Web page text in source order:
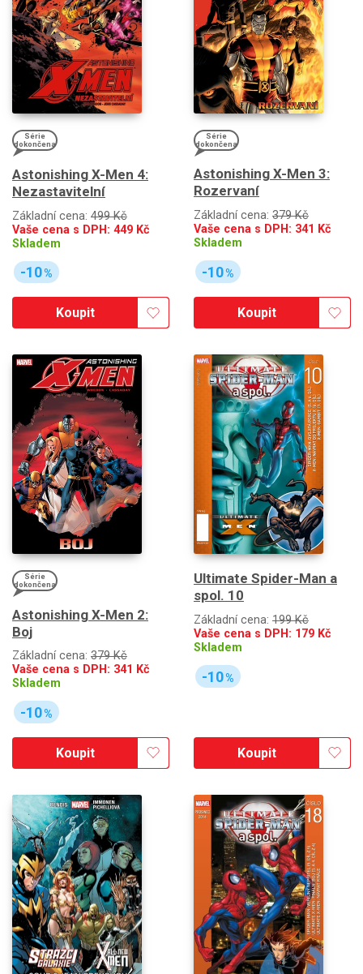
Série
dokončena
Astonishing X-Men 4:
Nezastavitelní
Základní cena: 499 Kč
Vaše cena s DPH: 449 Kč
Skladem
-10%
Koupit
Série
dokončena
Astonishing X-Men 3:
Rozervaní
Základní cena: 379 Kč
Vaše cena s DPH: 341 Kč
Skladem
-10%
Koupit
Série
dokončena
Astonishing X-Men 2:
Boj
Základní cena: 379 Kč
Vaše cena s DPH: 341 Kč
Skladem
-10%
Koupit
Ultimate Spider-Man a
spol. 10
Základní cena: 199 Kč
Vaše cena s DPH: 179 Kč
Skladem
-10%
Koupit